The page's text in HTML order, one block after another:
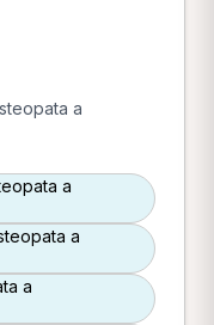
a
a
a
a